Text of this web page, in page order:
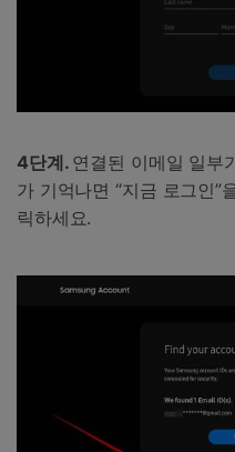
4단계. 연결된 이메일 일부
가 기억나면 “지금 로그인”
릭하세요.